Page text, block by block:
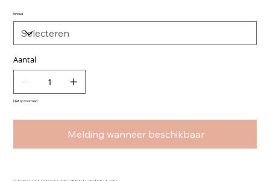
Inhoud
Aantal
Niet op voorraad
Melding wanneer beschikbaar